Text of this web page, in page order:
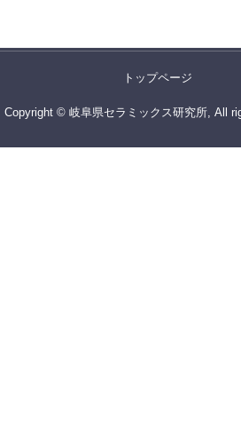
トップページ
Copyright © 岐阜県セラミックス研究所, All